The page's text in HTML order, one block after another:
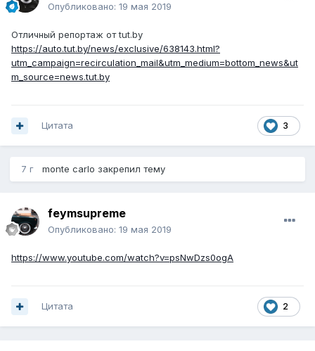
Опубликовано: 19 мая 2019
Отличный репортаж от tut.by
https://auto.tut.by/news/exclusive/638143.html?
utm_campaign=recirculation_mail&utm_medium=bottom_news&ut
m_source=news.tut.by
3
Цитата
7 г monte carlo закрепил тему
feymsupreme
Опубликовано: 19 мая 2019
https://www.youtube.com/watch?v=psNwDzs0ogA
2
Цитата